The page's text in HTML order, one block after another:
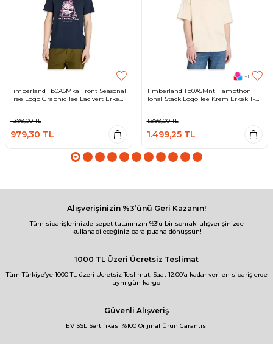
Timberland Tb0A5Mka Front Seasonal
Tree Logo Graphic Tee Lacivert Erkek
1.399,00TL
979,30 TL
+1
Timberland Tb0A5Mnt Hampthon
Tonal Stack Logo Tee Krem Erkek T-
1.999,00TL
1.499,25TL
Alışverişinizin %3’ünü Geri Kazanın!
Tüm siparişlerinizde sepet tutarınızın %3’ü bir sonraki alışverişinizde
kullanabileceğiniz para puana dönüşsün!
1000 TL Üzeri Ücretsiz Teslimat
Tüm Türkiye’ye 1000 TL üzeri Ücretsiz Teslimat. Saat 12:00’a kadar verilen siparişlerde
aynı gün kargo
Güvenli Alışveriş
EV SSL Sertifikası %100 Orijinal Ürün Garantisi